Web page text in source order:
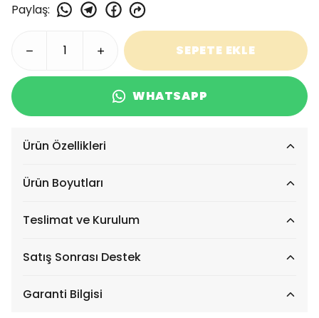
Paylaş:
SEPETE EKLE
WHATSAPP
Ürün Özellikleri
Ürün Boyutları
Teslimat ve Kurulum
Satış Sonrası Destek
Garanti Bilgisi